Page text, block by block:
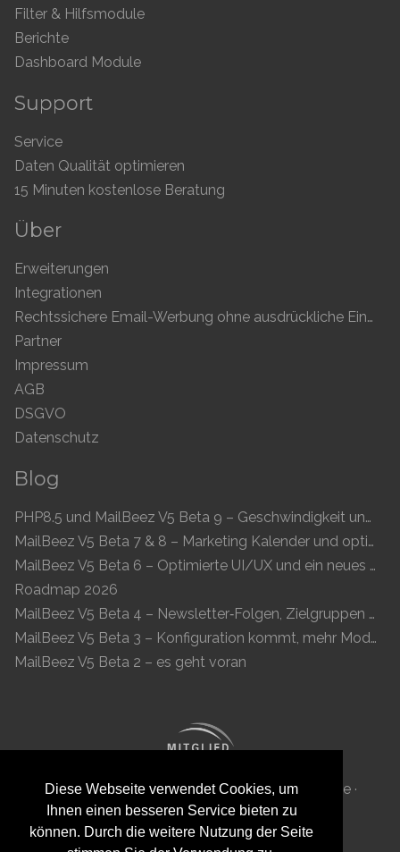
Diese Webseite verwendet Cookies, um
Ihnen einen besseren Service bieten zu
können. Durch die weitere Nutzung der Seite
Filter & Hilfsmodule
Berichte
Dashboard Module
Support
Service
Daten Qualität optimieren
15 Minuten kostenlose Beratung
Über
Erweiterungen
Integrationen
Rechtssichere Email-Werbung ohne ausdrückliche Einwilligung
Partner
Impressum
AGB
DSGVO
Datenschutz
Blog
PHP8.5 und MailBeez V5 Beta 9 – Geschwindigkeit und Kompatibilität
MailBeez V5 Beta 7 & 8 – Marketing Kalender und optimierte UI
MailBeez V5 Beta 6 – Optimierte UI/UX und ein neues Newsletter-Konzept
Roadmap 2026
MailBeez V5 Beta 4 – Newsletter‑Folgen, Zielgruppen und moderne Vorschau
MailBeez V5 Beta 3 – Konfiguration kommt, mehr Module, flüssigeres UX
MailBeez V5 Beta 2 – es geht voran
MailBeez Aps · Ved Anlæget 6B · DK 7100 Vejle ·
Dänemark · Reg-ID: DK 34087040